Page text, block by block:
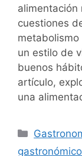
alimentación
cuestiones
un estilo de
buenos
artículo,
una